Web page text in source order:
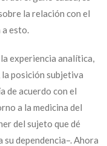
la relación con el
a esto.
experiencia analítica,
la posición subjetiva
de acuerdo con el
a la medicina del
del sujeto que dé
dependencia–. Ahora